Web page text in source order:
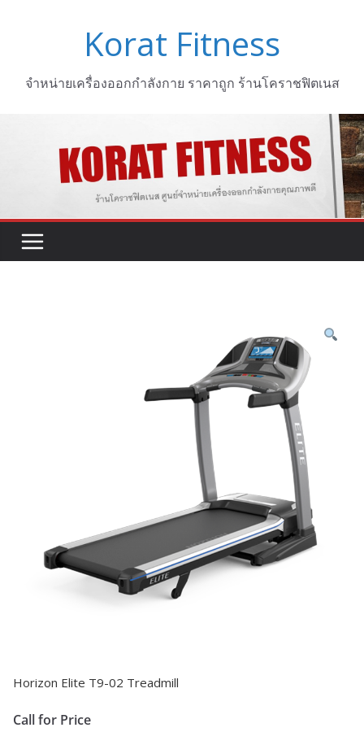
Korat Fitness
จำหน่ายเครื่องออกกำลังกาย ราคาถูก ร้านโคราชฟิตเนส
Horizon Elite T9-02 Treadmill
Call for Price